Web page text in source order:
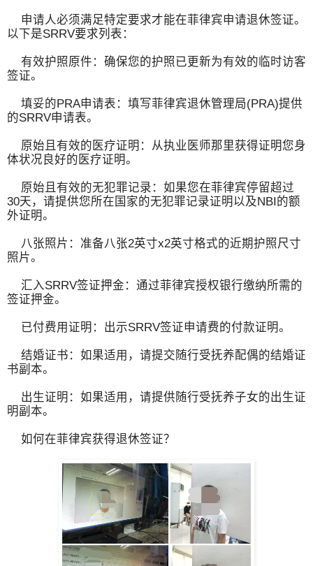
申请人必须满足特定要求才能在菲律宾申请退休签证。
以下是SRRV要求列表：
有效护照原件：确保您的护照已更新为有效的临时访客
签证。
填妥的PRA申请表：填写菲律宾退休管理局(PRA)提供
的SRRV申请表。
原始且有效的医疗证明：从执业医师那里获得证明您身
体状况良好的医疗证明。
原始且有效的无犯罪记录：如果您在菲律宾停留超过
30天，请提供您所在国家的无犯罪记录证明以及NBI的额
外证明。
八张照片：准备八张2英寸x2英寸格式的近期护照尺寸
照片。
汇入SRRV签证押金：通过菲律宾授权银行缴纳所需的
签证押金。
已付费用证明：出示SRRV签证申请费的付款证明。
结婚证书：如果适用，请提交随行受抚养配偶的结婚证
书副本。
出生证明：如果适用，请提供随行受抚养子女的出生证
明副本。
如何在菲律宾获得退休签证？